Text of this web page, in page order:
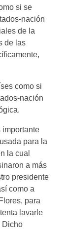
si se
nación
de la
de las
como si
nación
importante
para la
la cual
a más
presidente
como a
para
lavarle
Dicho